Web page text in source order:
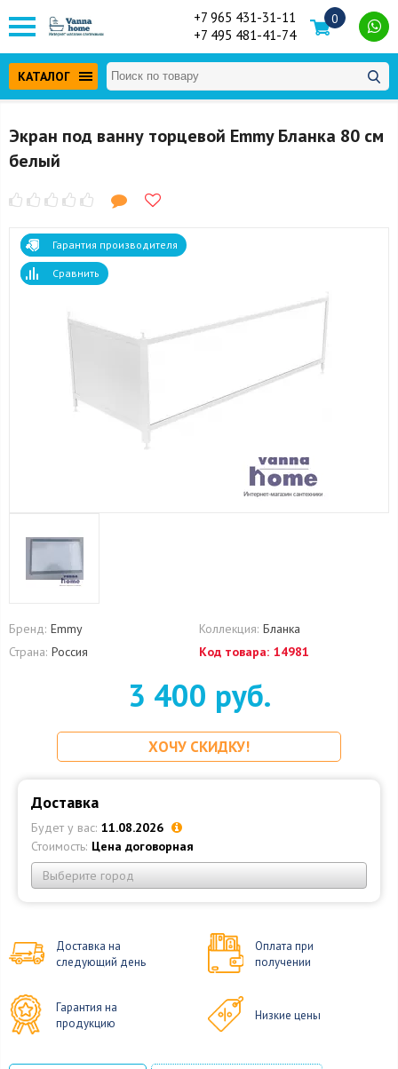
+7 965 431-31-11
+7 495 481-41-74
0
КАТАЛОГ
Экран под ванну торцевой Emmy Бланка 80 см
белый
Гарантия производителя
Сравнить
Бренд: Emmy Коллекция: Бланка
Страна: Россия Код товара: 14981
3 400 руб.
ХОЧУ СКИДКУ!
Доставка
Будет у вас: 11.08.2026
Стоимость: Цена договорная
Выберите город
Доставка на
следующий день
Оплата при
получении
Гарантия на
продукцию
Низкие цены